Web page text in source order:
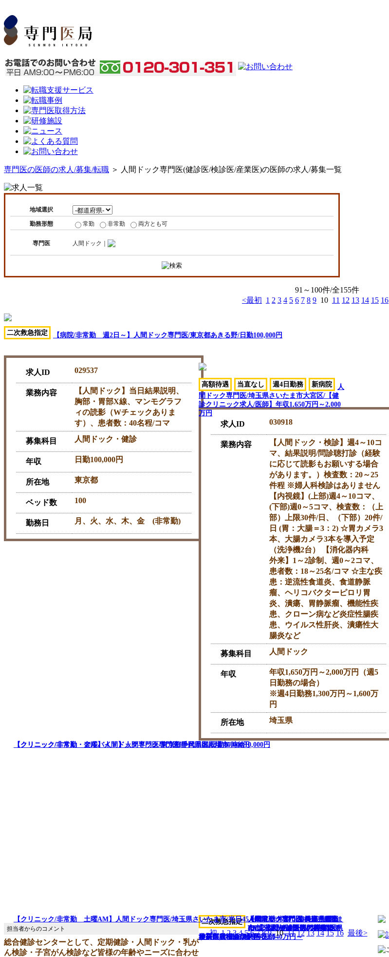
専門医の医師の求人/募集/転職 ＞ 人間ドック専門医(健診医/検診医/産業医)の医師の求人/募集一覧
地域選択
勤務形態 常勤 非常勤 両方とも可
専門医 人間ドック｜
91～100件/全155件
<最初 1 2 3 4 5 6 7 8 9 10 11 12 13 14 15 16
二次救急指定 【病院/非常勤 週2日～】人間ドック専門医/東京都あきる野/日勤100,000円
求人ID 029537
業務内容
【人間ドック】当日結果説明、
胸部・胃部X線、マンモグラフ
ィの読影（Wチェックありま
す）、患者数：40名程/コマ
募集科目 人間ドック・健診
年収 日勤100,000円
所在地 東京都
ベッド数 100
勤務日 月、火、水、木、金 (非常勤)
高額待遇 当直なし 週4日勤務 新病院
人
間ドック専門医/埼玉県さいたま市大宮区/【健
診クリニック求人/医師】年収1,650万円～2,000
万円
求人ID 030918
業務内容
【人間ドック・検診】週4～10コ
マ、結果説明/問診聴打診（経験
に応じて読影もお願いする場合
があります。）検査数：20～25
件程 ※婦人科検診はありません
【内視鏡】(上部)週4～10コマ、
(下部)週0～5コマ、検査数：（上
部）上限30件/日、（下部）20件/
日 (胃：大腸＝3：2) ☆胃カメラ3
本、大腸カメラ3本を導入予定
（洗浄機2台） 【消化器内科
外来】1～2診制、週0～2コマ、
患者数：18～25名/コマ ☆主な疾
患：逆流性食道炎、食道静脈
瘤、ヘリコバクターピロリ胃
炎、潰瘍、胃静脈瘤、機能性疾
患、クローン病など炎症性腸疾
患、ウイルス性肝炎、潰瘍性大
腸炎など
募集科目 人間ドック
年収
年収1,650万円～2,000万円（週5
日勤務の場合）
※週4日勤務1,300万円～1,600万
円
所在地 埼玉県
【クリニック/非常勤・アルバイト】人間ドック専門医/静岡県御殿場市/時給10,000円
【クリニック/非常勤 金曜】人間ドック専門医/東京都千代田区/日勤80,000円
【クリニック/非常勤 土曜AM】人間ドック専門医/埼玉県さいたま市/半日45,000円
総合健診センターとして、定期健診・人間ドック・乳が
ん検診・子宮がん検診など皆様の年齢やニーズに合わせ
二次救急指定
【非常勤・アルバイト 月曜ま
たは日曜】人間ドック専門医/
神奈川県横浜市泉区/医師
人間ドック専門医/長野県飯田
市/【求人/健診医師の募集で
す】
人間ドック専門医/兵庫県たつ
の市/【求人/健診医師の募集で
す】年収1,000万円～
人間ドック専門医/埼玉県日高
市/【求人/健診医師の募集。※
産業医資格必須】年収1,540万円～
【病院/非常勤 第1.3.5土曜
AM】人間ドック専門医/埼玉県
日高市/半日40,000円
初 1 2 3 4 5 6 7 8 9 10 11 12 13 14 15 16 最後>